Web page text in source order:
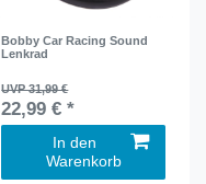
Bobby Car Racing Sound
Lenkrad
UVP 31,99 €
22,99 € *
In den
Warenkorb